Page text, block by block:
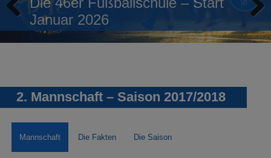
Januar 2026
Previous
2. Mannschaft – Saison 2017/2018
Mannschaft Die Fakten Die Saison